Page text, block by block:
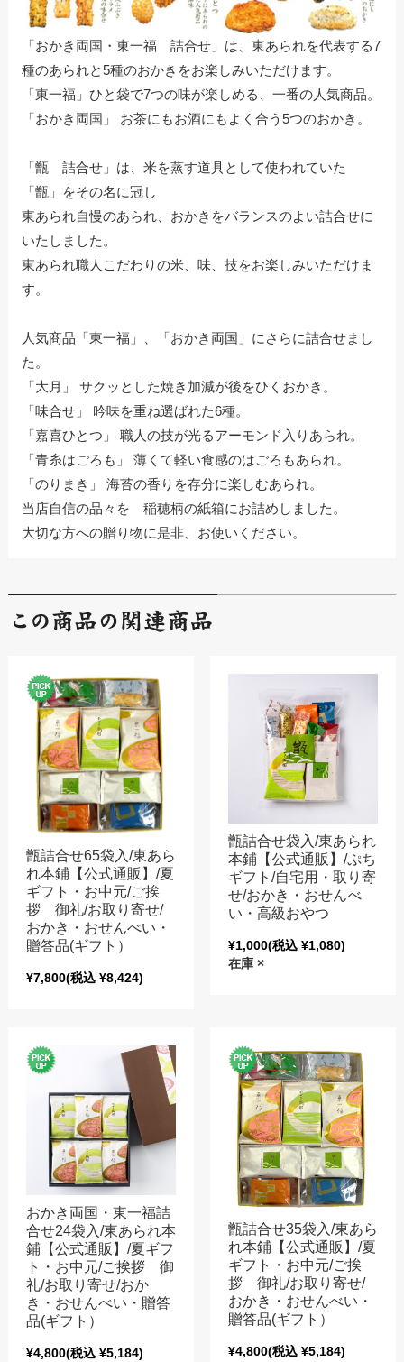
「おかき両国・東一福 詰合せ」は、東あられを代表する7
種のあられと5種のおかきをお楽しみいただけます。
「東一福」ひと袋で7つの味が楽しめる、一番の人気商品。
「おかき両国」 お茶にもお酒にもよく合う5つのおかき。
「甑 詰合せ」は、米を蒸す道具として使われていた
「甑」をその名に冠し
東あられ自慢のあられ、おかきをバランスのよい詰合せに
いたしました。
東あられ職人こだわりの米、味、技をお楽しみいただけま
す。
人気商品「東一福」、「おかき両国」にさらに詰合せまし
た。
「大月」 サクッとした焼き加減が後をひくおかき。
「味合せ」 吟味を重ね選ばれた6種。
「嘉喜ひとつ」 職人の技が光るアーモンド入りあられ。
「青糸はごろも」 薄くて軽い食感のはごろもあられ。
「のりまき」 海苔の香りを存分に楽しむあられ。
当店自信の品々を 稲穂柄の紙箱にお詰めしました。
大切な方への贈り物に是非、お使いください。
甑詰合せ65袋入/東あら
れ本鋪【公式通販】/夏
ギフト・お中元/ご挨
拶 御礼/お取り寄せ/
おかき・おせんべい・
贈答品(ギフト）
¥7,800(税込 ¥8,424)
甑詰合せ袋入/東あられ
本鋪【公式通販】/ぷち
ギフト/自宅用・取り寄
せ/おかき・おせんべ
い・高級おやつ
¥1,000(税込 ¥1,080)
在庫 ×
おかき両国・東一福詰
合せ24袋入/東あられ本
鋪【公式通販】/夏ギフ
ト・お中元/ご挨拶 御
礼/お取り寄せ/おか
き・おせんべい・贈答
品(ギフト）
¥4,800(税込 ¥5,184)
甑詰合せ35袋入/東あら
れ本鋪【公式通販】/夏
ギフト・お中元/ご挨
拶 御礼/お取り寄せ/
おかき・おせんべい・
贈答品(ギフト）
¥4,800(税込 ¥5,184)